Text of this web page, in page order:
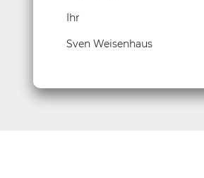
Ihr
Sven Weisenhaus